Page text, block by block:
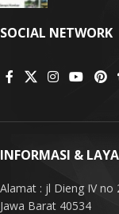
SOCIAL NETWORK
INFORMASI &
Alamat : jl Dieng IV no
Jawa Barat 40534